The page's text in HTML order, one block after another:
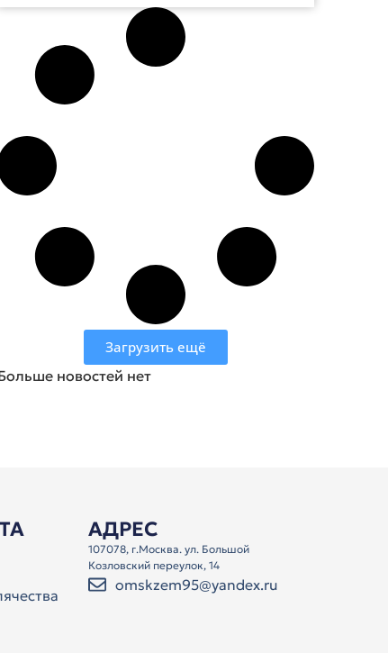
Загрузить ещё
новостей нет
АДРЕС
107078, г.Москва. ул. Большой
Козловский переулок, 14
omskzem95@yandex.ru